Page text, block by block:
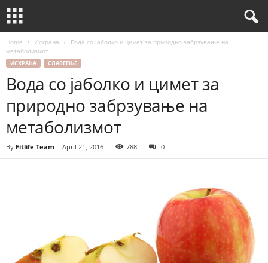
Home Исхрана
Вода со јаболко и цимет за природно забрзување на
метаболизмот
ИСХРАНА СЛАБЕЕЊЕ
Вода со јаболко и цимет за
природно забрзување на
метаболизмот
By Fitlife Team - April 21, 2016 788 0